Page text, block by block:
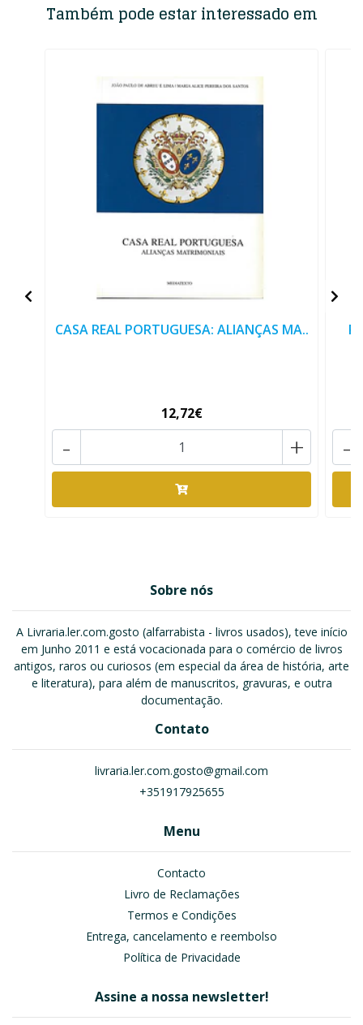
Também pode estar interessado em
CASA REAL PORTUGUESA: ALIANÇAS MA..
12,72€
+
- -
Sobre nós
A Livraria.ler.com.gosto (alfarrabista - livros usados), teve início
em Junho 2011 e está vocacionada para o comércio de livros
antigos, raros ou curiosos (em especial da área de história, arte
e literatura), para além de manuscritos, gravuras, e outra
documentação.
Contato
livraria.ler.com.gosto@gmail.com
+351917925655
Menu
Contacto
Livro de Reclamações
Termos e Condições
Entrega, cancelamento e reembolso
Política de Privacidade
Assine a nossa newsletter!